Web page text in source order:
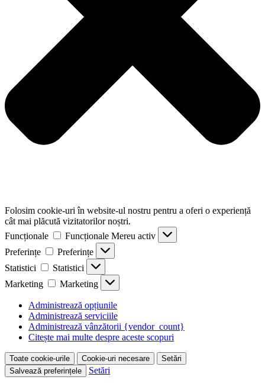
Folosim cookie-uri în website-ul nostru pentru a oferi o experiență
cât mai plăcută vizitatorilor noștri.
Funcționale
Funcționale Mereu activ
Preferințe
Preferințe
Statistici
Statistici
Marketing
Marketing
Administrează opțiunile
Administrează serviciile
Administrează vânzătorii {vendor_count}
Citește mai multe despre aceste scopuri
Toate cookie-urile Cookie-uri necesare
Setări
Salvează preferințele
Setări